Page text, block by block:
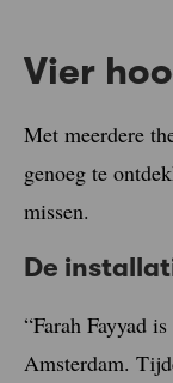
Vier
Met meerdere
genoeg te
missen.
De
“Farah Fayyad
Amsterdam.